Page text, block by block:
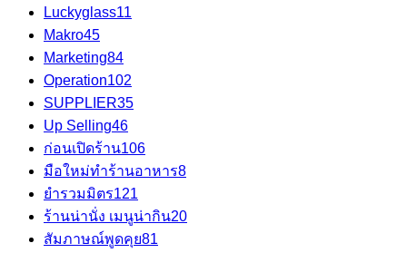
Luckyglass11
Makro45
Marketing84
Operation102
SUPPLIER35
Up Selling46
ก่อนเปิดร้าน106
มือใหม่ทำร้านอาหาร8
ยำรวมมิตร121
ร้านน่านั่ง เมนูน่ากิน20
สัมภาษณ์พูดคุย81